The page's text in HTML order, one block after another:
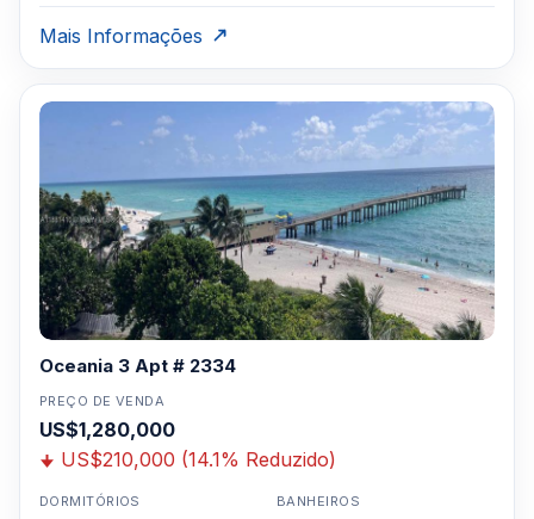
Mais Informações
Oceania 3 Apt # 2334
PREÇO DE VENDA
US$1,280,000
US$210,000 (14.1% Reduzido)
DORMITÓRIOS BANHEIROS